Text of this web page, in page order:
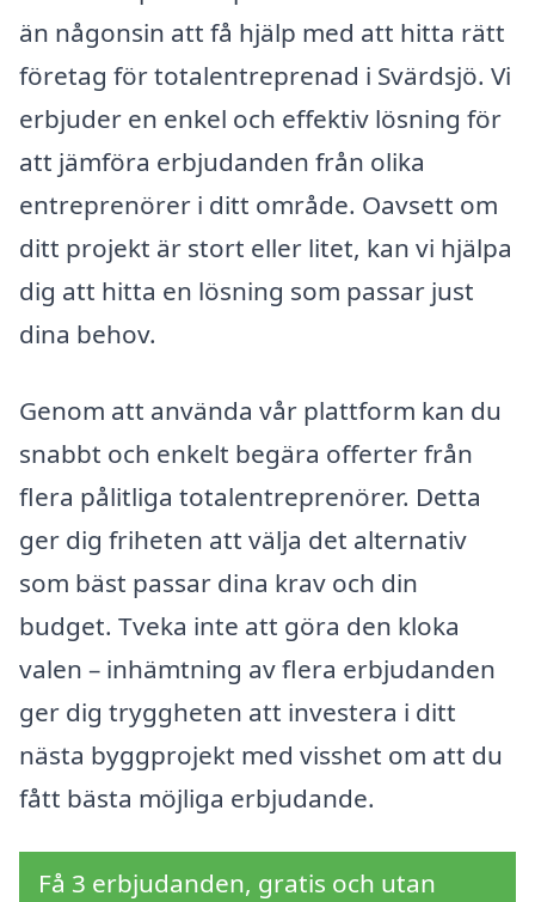
än någonsin att få hjälp med att hitta rätt
företag för totalentreprenad i Svärdsjö. Vi
erbjuder en enkel och effektiv lösning för
att jämföra erbjudanden från olika
entreprenörer i ditt område. Oavsett om
ditt projekt är stort eller litet, kan vi hjälpa
dig att hitta en lösning som passar just
dina behov.
Genom att använda vår plattform kan du
snabbt och enkelt begära offerter från
flera pålitliga totalentreprenörer. Detta
ger dig friheten att välja det alternativ
som bäst passar dina krav och din
budget. Tveka inte att göra den kloka
valen – inhämtning av flera erbjudanden
ger dig tryggheten att investera i ditt
nästa byggprojekt med visshet om att du
fått bästa möjliga erbjudande.
Få 3 erbjudanden, gratis och utan